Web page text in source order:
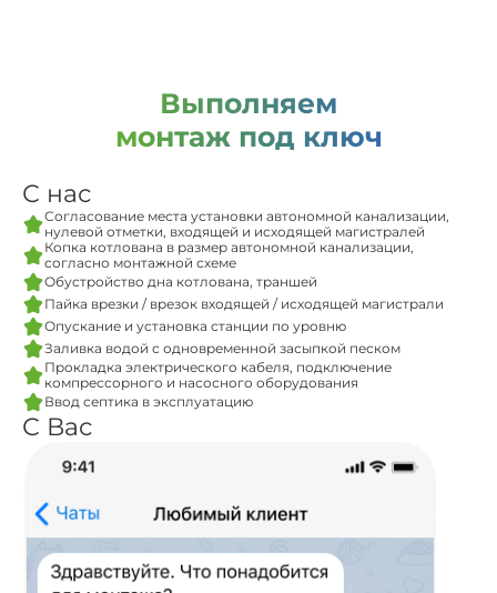
Выполняем
монтаж под ключ
С нас
Согласование места установки автономной канализации,
нулевой отметки, входящей и исходящей магистралей
Копка котлована в размер автономной канализации,
согласно монтажной схеме
Обустройство дна котлована, траншей
Пайка врезки / врезок входящей / исходящей магистрали
Опускание и установка станции по уровню
Заливка водой с одновременной засыпкой песком
Прокладка электрического кабеля, подключение
компрессорного и насосного оборудования
Ввод септика в эксплуатацию
С Вас